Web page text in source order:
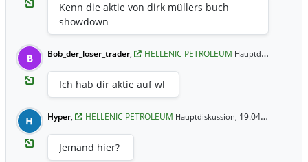
Kenn die aktie von dirk müllers buch
showdown
B Bob_der_loser_trader, HELLENIC PETROLEUM Hauptdiskussion,
Ich hab dir aktie auf wl
H Hyper, HELLENIC PETROLEUM Hauptdiskussion, 19.04.2017 17:04 Uhr
Jemand hier?